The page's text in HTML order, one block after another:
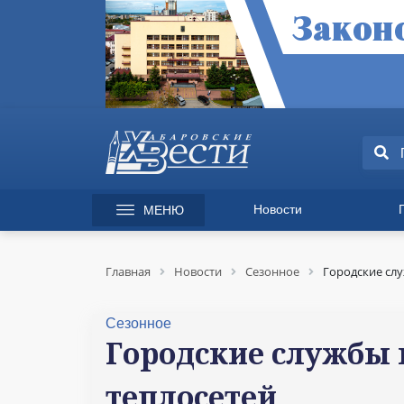
МЕНЮ Новости
Происшествия
Политика
Культура
Главная Новости Сезонное Городские
Сезонное
Городские службы